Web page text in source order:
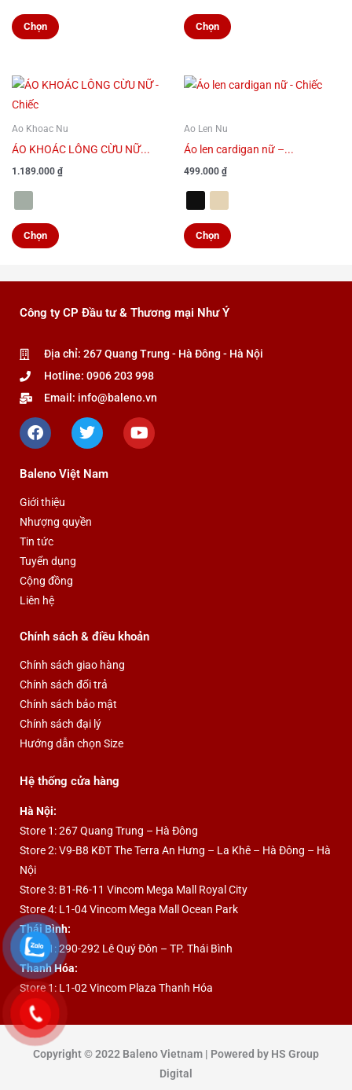
Chọn
Các
tùy
thể
được
chọn
trên
trang
sản
phẩm
Chọn
Các
tùy
thể
chọn
trên
trang
sản
phẩm
Ao Khoac Nu
ÁO KHOÁC LÔNG CỪU NỮ...
1.189.000 ₫
Chọn
Sản
phẩm
này
có
Các
tùy
có
được
trên
trang
sản
phẩm
Ao Len Nu
Áo len cardigan nữ –...
499.000 ₫
Chọn
Sản
này
có
Các
tùy
có
được
trên
Công ty CP Đầu tư & Thương mại Như Ý
Địa chỉ: 267 Quang Trung - Hà Đông - Hà Nội
Hotline: 0906 203 998
Email: info@baleno.vn
F
a
c
b
o
o
k
T
w
i
t
Y
o
u
Baleno Việt Nam
Giới thiệu
Nhượng quyền
Tin tức
Tuyển dụng
Cộng đồng
Liên hệ
Chính sách & điều khoản
Chính sách giao hàng
Chính sách đổi trả
Chính sách bảo mật
Chính sách đại lý
Hướng dẫn chọn Size
Hệ thống cửa hàng
Hà Nội:
Store 1: 267 Quang Trung – Hà Đông
Store 2: V9-B8 KĐT The Terra An Hưng – La Khê – Hà Đông – Hà
Nội
Store 3: B1-R6-11 Vincom Mega Mall Royal City
Store 4: L1-04 Vincom Mega Mall Ocean Park
Thái Bình:
Store 1: 290-292 Lê Quý Đôn – TP. Thái Bình
Thanh Hóa:
Store 1: L1-02 Vincom Plaza Thanh Hóa
Copyright © 2022 Baleno Vietnam | Powered by HS Group
Digital